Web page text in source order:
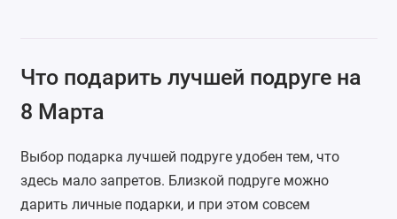
Что подарить лучшей подруге на
8 Марта
Выбор подарка лучшей подруге удобен тем, что
здесь мало запретов. Близкой подруге можно
дарить личные подарки, и при этом совсем